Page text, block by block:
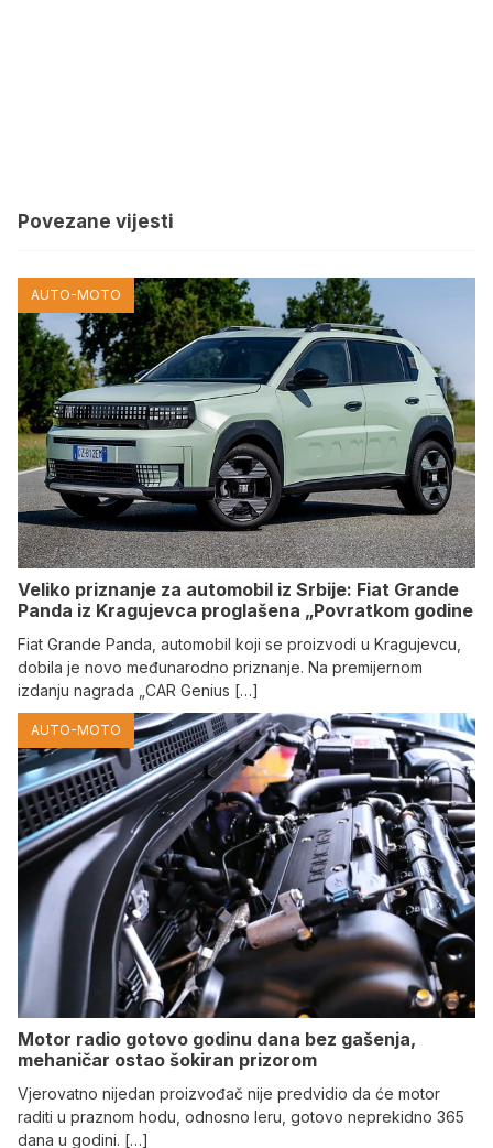
Povezane vijesti
AUTO-MOTO
Veliko priznanje za automobil iz Srbije: Fiat Grande
Panda iz Kragujevca proglašena „Povratkom godine
Fiat Grande Panda, automobil koji se proizvodi u Kragujevcu,
dobila je novo međunarodno priznanje. Na premijernom
izdanju nagrada „CAR Genius […]
AUTO-MOTO
Motor radio gotovo godinu dana bez gašenja,
mehaničar ostao šokiran prizorom
Vjerovatno nijedan proizvođač nije predvidio da će motor
raditi u praznom hodu, odnosno leru, gotovo neprekidno 365
dana u godini. […]